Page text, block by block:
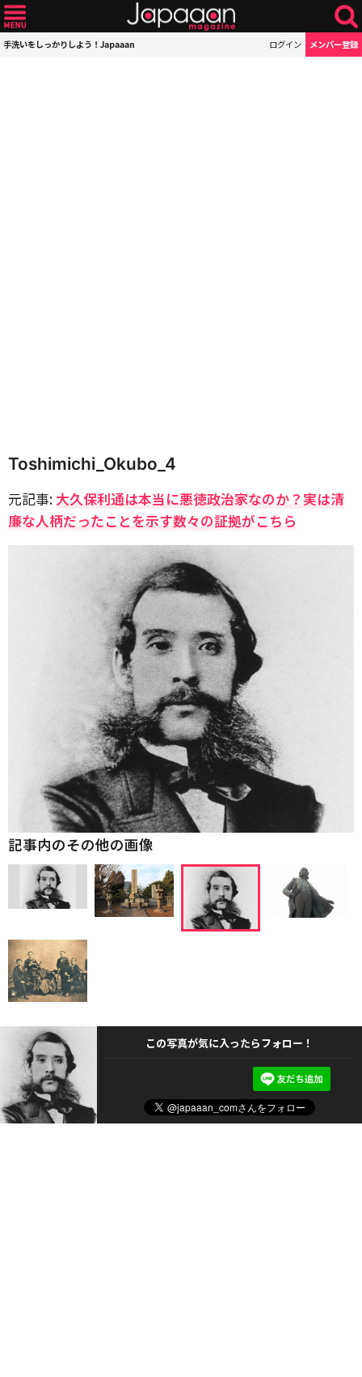
手洗いをしっかりしよう！Japaaan ログイン メンバー登録
Toshimichi_Okubo_4
元記事:大久保利通は本当に悪徳政治家なのか？実は清
廉な人柄だったことを示す数々の証拠がこちら
記事内のその他の画像
この写真が気に入ったらフォロー！